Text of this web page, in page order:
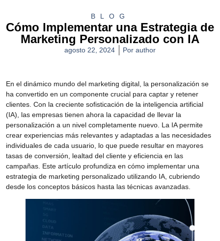
BLOG
Cómo Implementar una Estrategia de
Marketing Personalizado con IA
agosto 22, 2024 Por author
En el dinámico mundo del marketing digital, la personalización se
ha convertido en un componente crucial para captar y retener
clientes. Con la creciente sofisticación de la inteligencia artificial
(IA), las empresas tienen ahora la capacidad de llevar la
personalización a un nivel completamente nuevo. La IA permite
crear experiencias más relevantes y adaptadas a las necesidades
individuales de cada usuario, lo que puede resultar en mayores
tasas de conversión, lealtad del cliente y eficiencia en las
campañas. Este artículo profundiza en cómo implementar una
estrategia de marketing personalizado utilizando IA, cubriendo
desde los conceptos básicos hasta las técnicas avanzadas.